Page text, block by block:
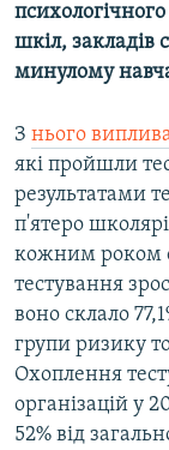
шкіл, закладів
минулому
З нього
які пройшли
результатами
п'ятеро
кожним роком
тестування
воно склало
групи ризику
Охоплення
організацій у
52% від